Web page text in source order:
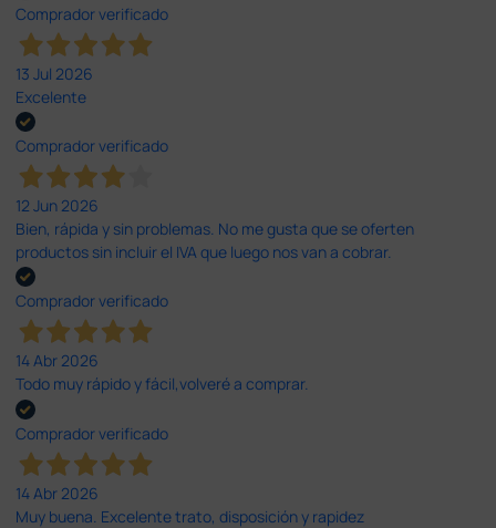
Comprador verificado
13 Jul 2026
Excelente
Comprador verificado
12 Jun 2026
Bien, rápida y sin problemas. No me gusta que se oferten
productos sin incluir el IVA que luego nos van a cobrar.
Comprador verificado
14 Abr 2026
Todo muy rápido y fácil,volveré a comprar.
Comprador verificado
14 Abr 2026
Muy buena. Excelente trato, disposición y rapidez